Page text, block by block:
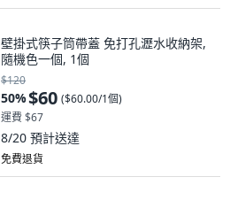
壁掛式筷子筒帶蓋 免打孔瀝水收納架,
隨機色一個, 1個
$120
50%$60 ($60.00/1個)
運費 $67
8/20 預計送達
免費退貨